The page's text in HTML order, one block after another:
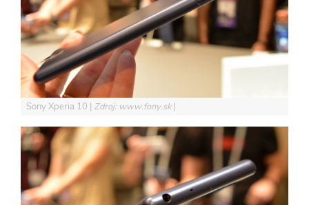
Sony Xperia 10 Zdroj: www.fony.sk